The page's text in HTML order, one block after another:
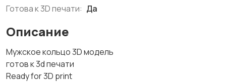
Готова к 3D печати: Да
Описание
Мужское кольцо 3D модель
готов к 3d печати
Ready for 3D print